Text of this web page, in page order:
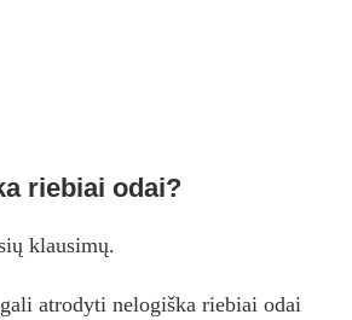
riebiai odai?
klausimų.
atrodyti nelogiška riebiai odai